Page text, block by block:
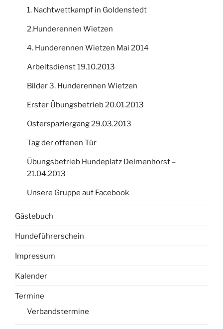
1. Nachtwettkampf in Goldenstedt
2.Hunderennen Wietzen
4. Hunderennen Wietzen Mai 2014
Arbeitsdienst 19.10.2013
Bilder 3. Hunderennen Wietzen
Erster Übungsbetrieb 20.01.2013
Osterspaziergang 29.03.2013
Tag der offenen Tür
Übungsbetrieb Hundeplatz Delmenhorst –
21.04.2013
Unsere Gruppe auf Facebook
Gästebuch
Hundeführerschein
Impressum
Kalender
Termine
Verbandstermine